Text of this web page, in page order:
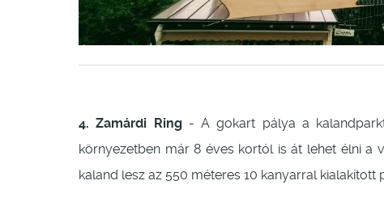
4. Zamárdi Ring- A gokart pálya a
környezetben már 8 éves kortól is át lehet élni a
kaland lesz az 550 méteres 10 kanyarral kialakított